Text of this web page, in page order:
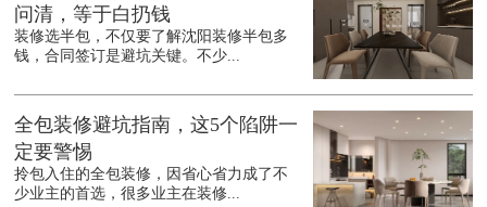
问清，等于白扔钱
装修选半包，不仅要了解沈阳装修半包多
钱，合同签订是避坑关键。不少...
全包装修避坑指南，这5个陷阱一
定要警惕
拎包入住的全包装修，因省心省力成了不
少业主的首选，很多业主在装修...